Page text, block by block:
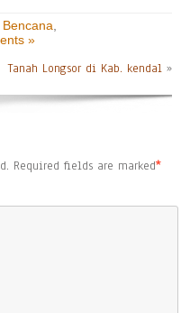
»
Tanah Longsor di Kab. kendal »
Required fields are marked*